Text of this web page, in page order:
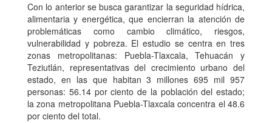
Con lo anterior se busca garantizar la seguridad hídrica,
alimentaria y energética, que encierran la atención de
problemáticas como cambio climático, riesgos,
vulnerabilidad y pobreza. El estudio se centra en tres
zonas metropolitanas: Puebla-Tlaxcala, Tehuacán y
Teziutlán, representativas del crecimiento urbano del
estado, en las que habitan 3 millones 695 mil 957
personas: 56.14 por ciento de la población del estado;
la zona metropolitana Puebla-Tlaxcala concentra el 48.6
por ciento del total.